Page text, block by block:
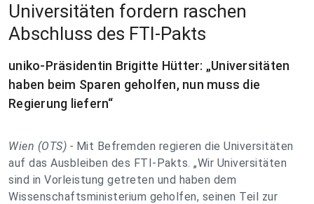
Universitäten fordern raschen
Abschluss des FTI-Pakts
uniko-Präsidentin Brigitte Hütter: „Universitäten
haben beim Sparen geholfen, nun muss die
Regierung liefern“
Wien (OTS) - Mit Befremden regieren die Universitäten
auf das Ausbleiben des FTI-Pakts. „Wir Universitäten
sind in Vorleistung getreten und haben dem
Wissenschaftsministerium geholfen, seinen Teil zur